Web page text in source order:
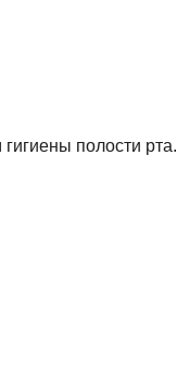
полости рта.